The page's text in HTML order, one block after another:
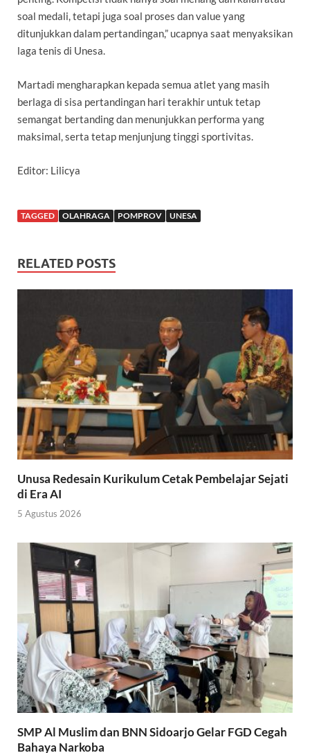
soal medali, tetapi juga soal proses dan value yang
ditunjukkan dalam pertandingan,” ucapnya saat menyaksikan
laga tenis di Unesa.
Martadi mengharapkan kepada semua atlet yang masih
berlaga di sisa pertandingan hari terakhir untuk tetap
semangat bertanding dan menunjukkan performa yang
maksimal, serta tetap menjunjung tinggi sportivitas.
Editor: Lilicya
TAGGED OLAHRAGA POMPROV UNESA
RELATED POSTS
Unusa Redesain Kurikulum Cetak Pembelajar Sejati
di Era AI
5 Agustus 2026
SMP Al Muslim dan BNN Sidoarjo Gelar FGD Cegah
Bahaya Narkoba